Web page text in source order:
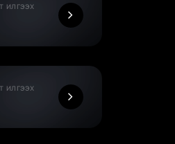
илгээх
илгээх